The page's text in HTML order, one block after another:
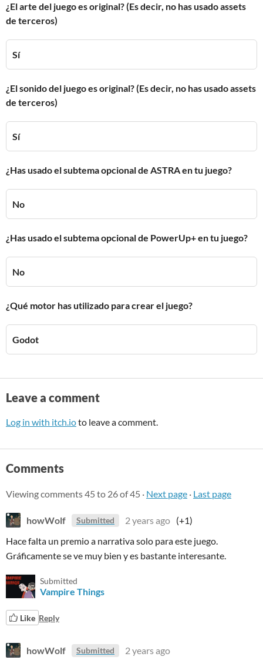
¿El arte del juego es original? (Es decir, no has usado assets
de terceros)
Sí
¿El sonido del juego es original? (Es decir, no has usado assets
de terceros)
Sí
¿Has usado el subtema opcional de ASTRA en tu juego?
No
¿Has usado el subtema opcional de PowerUp+ en tu juego?
No
¿Qué motor has utilizado para crear el juego?
Godot
Leave a comment
Log in with itch.ioto leave a comment.
Comments
Viewing comments45 to 26of 45 · Next page · Last page
howWolf Submitted 2 years ago (+1)
Hace falta un premio a narrativa solo para este juego.
Gráficamente se ve muy bien y es bastante interesante.
Submitted
Vampire Things
Like Reply
howWolf Submitted 2 years ago